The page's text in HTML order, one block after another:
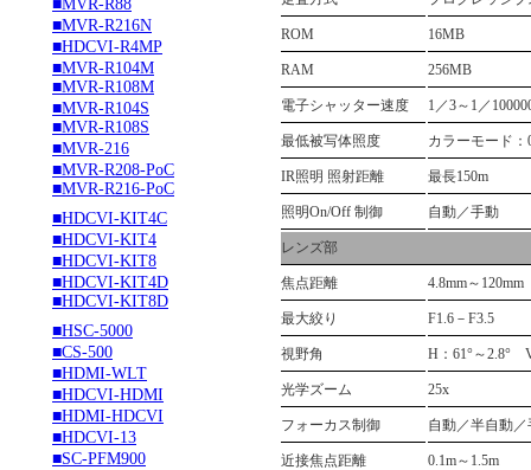
■MVR-R88
■MVR-R216N
■HDCVI-R4MP
■MVR-R104M
■MVR-R108M
■MVR-R104S
■MVR-R108S
■MVR-216
■MVR-R208-PoC
■MVR-R216-PoC
■HDCVI-KIT4C
■HDCVI-KIT4
■HDCVI-KIT8
■HDCVI-KIT4D
■HDCVI-KIT8D
■HSC-5000
■CS-500
■HDMI-WLT
■HDCVI-HDMI
■HDMI-HDCVI
■HDCVI-13
■SC-PFM900
ROM 16MB
RAM 256MB
電子シャッター速度 1／3～1／
最低被写体照度 カラーモード：
IR照明 照射距離 最長150m
照明On/Off 制御 自動／手動
レンズ部
焦点距離 4.8mm～120mm
最大絞り F1.6－F3.5
視野角 H：61°～2.8°
光学ズーム 25x
フォーカス制御 自動／半自動／
近接焦点距離 0.1m～1.5m